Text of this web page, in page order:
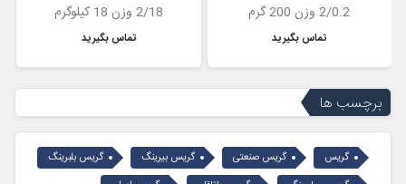
2/0.2 وزن 200 گرم
تماس بگیرید
2/18 وزن 18 کیلوگرم
تماس بگیرید
برچسب ها
گریس گریس صنعتی گریس بیرینگ
گریس بلبرینگ